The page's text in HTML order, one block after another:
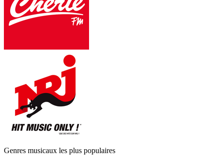
Genres musicaux les plus populaires